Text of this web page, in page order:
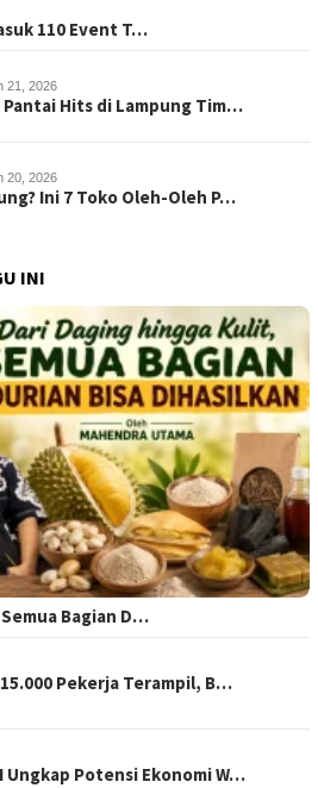
110 Event T…
21, 2026
Pantai Hits di Lampung Tim…
20, 2026
Ini 7 Toko Oleh-Oleh P…
INI
Bagian D…
Pekerja Terampil, B…
Ungkap Potensi Ekonomi W…